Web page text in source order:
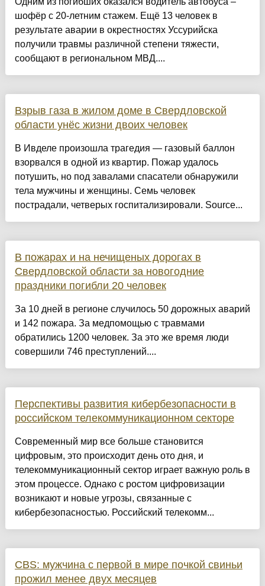
шофёр с 20-летним стажем. Ещё 13 человек в
результате аварии в окрестностях Уссурийска
получили травмы различной степени тяжести,
сообщают в региональном МВД....
Взрыв газа в жилом доме в Свердловской
области унёс жизни двоих человек
В Ивделе произошла трагедия — газовый баллон
взорвался в одной из квартир. Пожар удалось
потушить, но под завалами спасатели обнаружили
тела мужчины и женщины. Семь человек
пострадали, четверых госпитализировали. Source...
В пожарах и на нечищеных дорогах в
Свердловской области за новогодние
праздники погибли 20 человек
За 10 дней в регионе случилось 50 дорожных аварий
и 142 пожара. За медпомощью с травмами
обратились 1200 человек. За это же время люди
совершили 746 преступлений....
Перспективы развития кибербезопасности в
российском телекоммуникационном секторе
Современный мир все больше становится
цифровым, это происходит день ото дня, и
телекоммуникационный сектор играет важную роль в
этом процессе. Однако с ростом цифровизации
возникают и новые угрозы, связанные с
кибербезопасностью. Российский телекомм...
CBS: мужчина с первой в мире почкой свиньи
прожил менее двух месяцев